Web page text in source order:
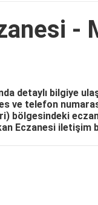
-
detaylı bilgiye
ve telefon
bölgesindeki
Eczanesi iletişim